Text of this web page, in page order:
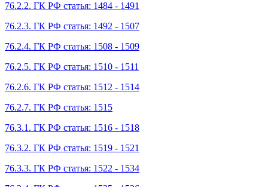
76.2.2. ГК РФ статья: 1484 - 1491
76.2.3. ГК РФ статья: 1492 - 1507
76.2.4. ГК РФ статья: 1508 - 1509
76.2.5. ГК РФ статья: 1510 - 1511
76.2.6. ГК РФ статья: 1512 - 1514
76.2.7. ГК РФ статья: 1515
76.3.1. ГК РФ статья: 1516 - 1518
76.3.2. ГК РФ статья: 1519 - 1521
76.3.3. ГК РФ статья: 1522 - 1534